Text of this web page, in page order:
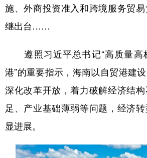
施、外商投资准入和跨境服务贸
继出台……
遵照习近平总书记“高质量高
港”的重要指示，海南以自贸港建
深化改革开放，着力破解经济结
足、产业基础薄弱等问题，经济
显进展。